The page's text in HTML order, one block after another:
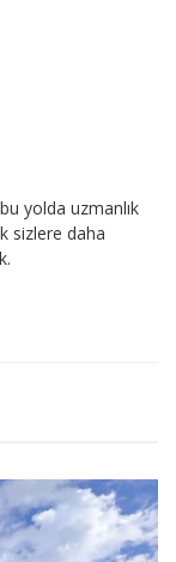
yolda uzmanlık
sizlere daha